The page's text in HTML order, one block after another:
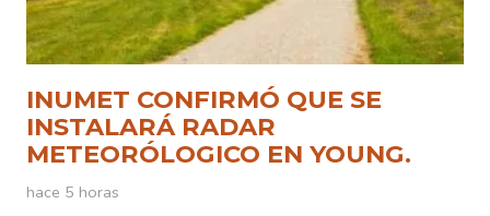
INUMET CONFIRMÓ QUE SE
INSTALARÁ RADAR
METEORÓLOGICO EN YOUNG.
hace 5 horas